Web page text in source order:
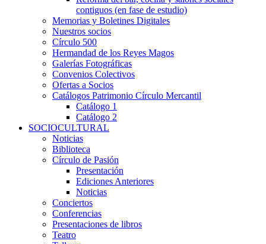
contiguos (en fase de estudio)
Memorias y Boletines Digitales
Nuestros socios
Círculo 500
Hermandad de los Reyes Magos
Galerías Fotográficas
Convenios Colectivos
Ofertas a Socios
Catálogos Patrimonio Círculo Mercantil
Catálogo 1
Catálogo 2
SOCIOCULTURAL
Noticias
Biblioteca
Círculo de Pasión
Presentación
Ediciones Anteriores
Noticias
Conciertos
Conferencias
Presentaciones de libros
Teatro